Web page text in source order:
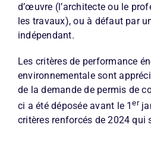
d’œuvre (l’architecte ou le
les travaux), ou à défaut par
indépendant.
Les critères de performance
environnementale sont
de la demande de permis de
ci a été déposée avant le 1er
critères renforcés de 2024 qui